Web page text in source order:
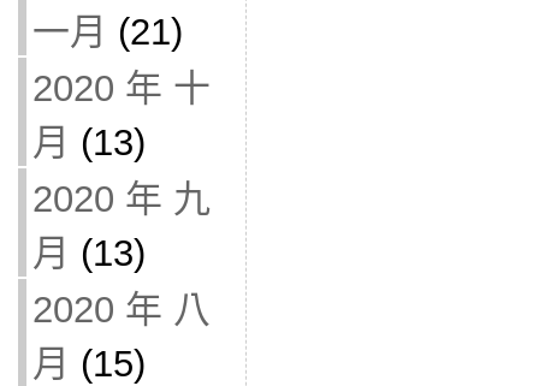
一月 (21)
2020 年 十
月 (13)
2020 年 九
月 (13)
2020 年 八
月 (15)